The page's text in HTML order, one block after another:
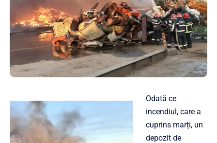
Odată ce
incendiul, care a
cuprins marți, un
depozit de